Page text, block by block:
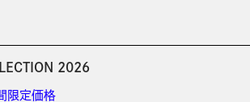
2026
限定価格